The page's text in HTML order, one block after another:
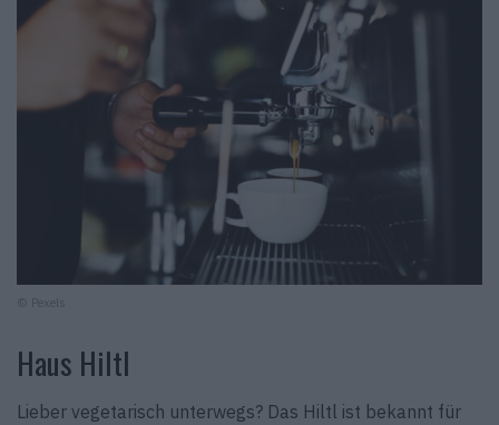
Haus Hiltl
Lieber vegetarisch unterwegs? Das Hiltl ist bekannt für